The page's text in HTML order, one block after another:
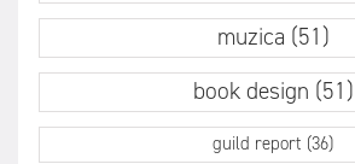
muzica (51)
book design (51)
guild report (36)